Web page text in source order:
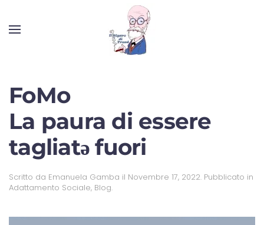
FoMo
La paura di essere
tagliatǝ fuori
Scritto da Emanuela Gamba il Novembre 17, 2022. Pubblicato in
Adattamento Sociale, Blog.